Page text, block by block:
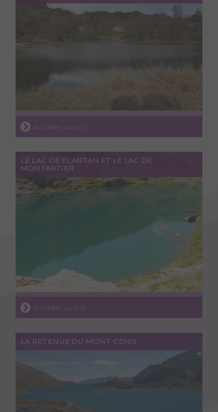
Accéder au lieu
LE LAC DE CLARTAN ET LE LAC DE
MONTARTIER
Accéder au lieu
LA RETENUE DU MONT-CENIS